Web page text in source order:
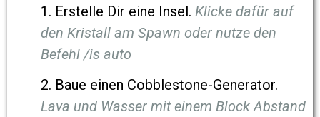
1. Erstelle Dir eine Insel. Klicke dafür auf
den Kristall am Spawn oder nutze den
Befehl /is auto
2. Baue einen Cobblestone-Generator.
Lava und Wasser mit einem Block Abstand